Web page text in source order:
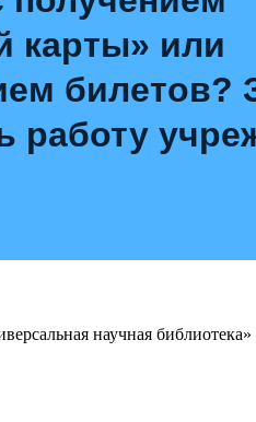
карты» или
билетов?
работу
научная библиотека»